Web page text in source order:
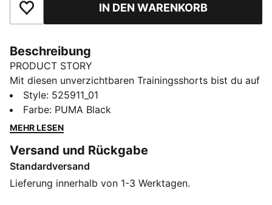
Zu Favoriten hinzufügenIN DEN WARENKORB
Beschreibung
PRODUCT STORY
Mit diesen unverzichtbaren Trainingsshorts bist du auf
alles vorbereitet. Mit Kordelzug am Bund für einen
tadellosen Sitz, dryCELL Technologie, die dich trocken
hält, und mehreren Taschen, die Stauraum bieten. Du
FEATURES + VORTEILE
Hergestellt aus mindestens 50 % recycelten
Materialien
Style: 525911_01
Farbe: PUMA Black
MEHR LESEN
Versand und Rückgabe
Standardversand
Lieferung innerhalb von 1-3 Werktagen.